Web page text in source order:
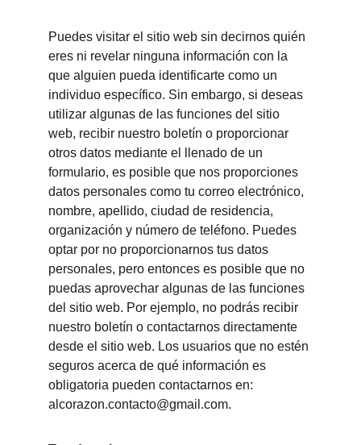
Puedes visitar el sitio web sin decirnos quién
eres ni revelar ninguna información con la
que alguien pueda identificarte como un
individuo específico. Sin embargo, si deseas
utilizar algunas de las funciones del sitio
web, recibir nuestro boletín o proporcionar
otros datos mediante el llenado de un
formulario, es posible que nos proporciones
datos personales como tu correo electrónico,
nombre, apellido, ciudad de residencia,
organización y número de teléfono. Puedes
optar por no proporcionarnos tus datos
personales, pero entonces es posible que no
puedas aprovechar algunas de las funciones
del sitio web. Por ejemplo, no podrás recibir
nuestro boletín o contactarnos directamente
desde el sitio web. Los usuarios que no estén
seguros acerca de qué información es
obligatoria pueden contactarnos en:
alcorazon.contacto@gmail.com.